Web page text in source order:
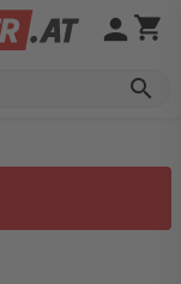
search
person shopping_cart